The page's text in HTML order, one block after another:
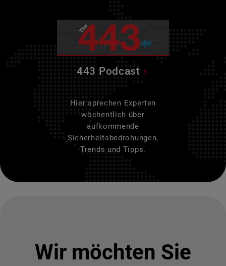
443 Podcast
Hier sprechen Experten
wöchentlich über
aufkommende
Sicherheitsbedrohungen,
Trends und Tipps.
Wir möchten Sie